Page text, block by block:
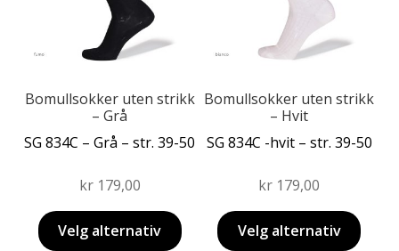
Bomullsokker uten strikk
– Grå
SG 834C – Grå – str. 39-50
kr179,00
Velg alternativ
Alternativene
kan
velges
produktsiden Bomullsokker uten strikk
– Hvit
SG 834C -hvit – str. 39-50
kr 179,00
Velg alternativ
Alternativene
kan
velges
produktsiden